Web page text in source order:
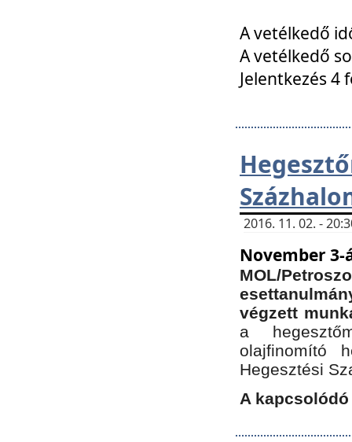
A vetélkedő
A vetélkedő
Jelentkezés 4
2016. 11. 02. -
November
MOL/
végzett
a
olajfinomító
Hegesztési
A